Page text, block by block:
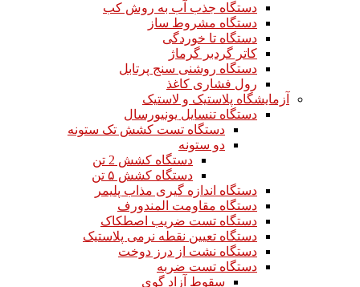
دستگاه جذب آب به روش کب
دستگاه مشروط ساز
دستگاه تا خوردگی
کاتر گردبر گرماژ
دستگاه روشنی سنج پرتابل
رول فشاری کاغذ
آزمایشگاه پلاستیک و لاستیک
دستگاه تنسایل یونیورسال
دستگاه تست کشش تک ستونه
دو ستونه
دستگاه کشش 2 تن
دستگاه کشش ۵ تن
دستگاه اندازه گیری مذاب پلیمر
دستگاه مقاومت المندورف
دستگاه تست ضریب اصطکاک
دستگاه تعیین نقطه نرمی پلاستیک
دستگاه نشت از درز دوخت
دستگاه تست ضربه
سقوط آزاد گوی